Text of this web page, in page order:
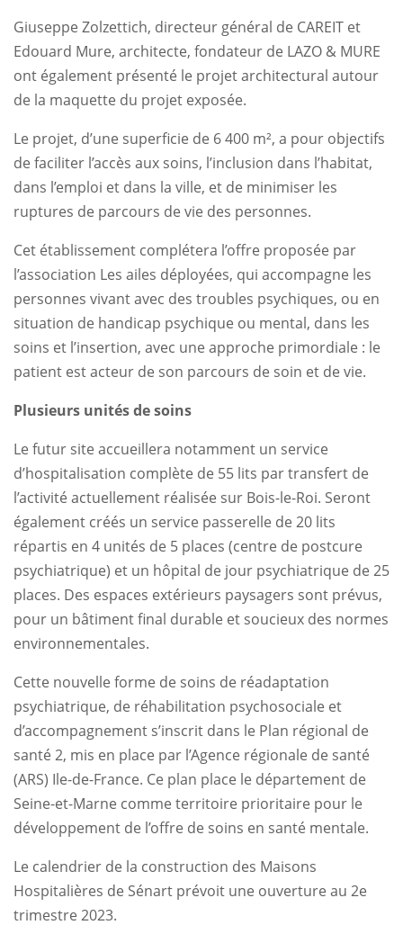
Giuseppe Zolzettich, directeur général de CAREIT et
Edouard Mure, architecte, fondateur de LAZO & MURE
ont également présenté le projet architectural autour
de la maquette du projet exposée.
Le projet, d’une superficie de 6 400 m², a pour objectifs
de faciliter l’accès aux soins, l’inclusion dans l’habitat,
dans l’emploi et dans la ville, et de minimiser les
ruptures de parcours de vie des personnes.
Cet établissement complétera l’offre proposée par
l’association Les ailes déployées, qui accompagne les
personnes vivant avec des troubles psychiques, ou en
situation de handicap psychique ou mental, dans les
soins et l’insertion, avec une approche primordiale : le
patient est acteur de son parcours de soin et de vie.
Plusieurs unités de soins
Le futur site accueillera notamment un service
d’hospitalisation complète de 55 lits par transfert de
l’activité actuellement réalisée sur Bois-le-Roi. Seront
également créés un service passerelle de 20 lits
répartis en 4 unités de 5 places (centre de postcure
psychiatrique) et un hôpital de jour psychiatrique de 25
places. Des espaces extérieurs paysagers sont prévus,
pour un bâtiment final durable et soucieux des normes
environnementales.
Cette nouvelle forme de soins de réadaptation
psychiatrique, de réhabilitation psychosociale et
d’accompagnement s’inscrit dans le Plan régional de
santé 2, mis en place par l’Agence régionale de santé
(ARS) Ile-de-France. Ce plan place le département de
Seine-et-Marne comme territoire prioritaire pour le
développement de l’offre de soins en santé mentale.
Le calendrier de la construction des Maisons
Hospitalières de Sénart prévoit une ouverture au 2e
trimestre 2023.